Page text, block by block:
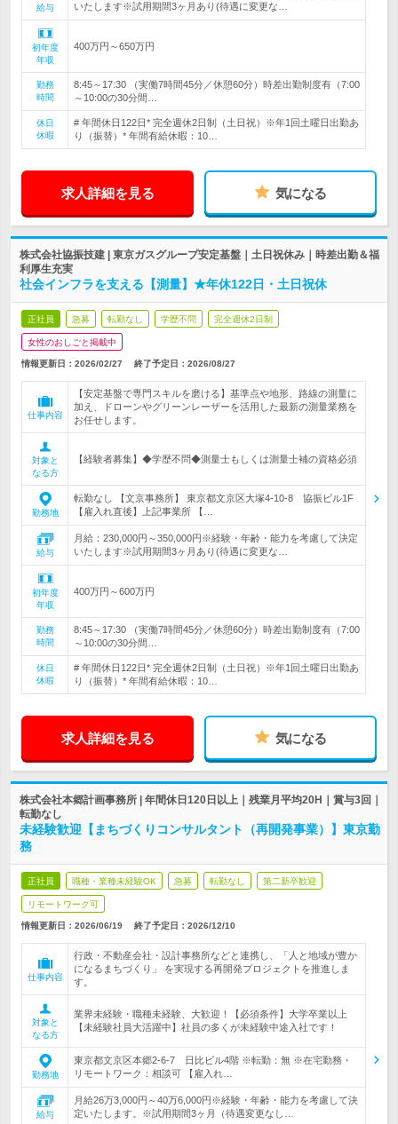
給与
いたします※試用期間3ヶ月あり(待遇に変更な…
初年度
年収
400万円～650万円
勤務
時間
8:45～17:30 （実働7時間45分／休憩60分）時差出勤制度有（7:00
～10:00の30分間…
休日
休暇
# 年間休日122日* 完全週休2日制（土日祝）※年1回土曜日出勤あ
り（振替）* 年間有給休暇：10…
求人詳細を見る 気になる
株式会社協振技建 | 東京ガスグループ安定基盤｜土日祝休み｜時差出勤＆福
利厚生充実
社会インフラを支える【測量】★年休122日・土日祝休
正社員 急募 転勤なし 学歴不問 完全週休2日制
女性のおしごと掲載中
情報更新日：2026/02/27 終了予定日： 2026/08/27
仕事内容
【安定基盤で専門スキルを磨ける】基準点や地形、路線の測量に
加え、ドローンやグリーンレーザーを活用した最新の測量業務を
お任せします。
対象と
なる方
【経験者募集】◆学歴不問◆測量士もしくは測量士補の資格必須
勤務地
転勤なし 【文京事務所】 東京都文京区大塚4-10-8 協振ビル1F
【雇入れ直後】上記事業所 【…
給与
月給：230,000円～350,000円※経験・年齢・能力を考慮して決定
いたします※試用期間3ヶ月あり(待遇に変更な…
初年度
年収
400万円～600万円
勤務
時間
8:45～17:30 （実働7時間45分／休憩60分）時差出勤制度有（7:00
～10:00の30分間…
休日
休暇
# 年間休日122日* 完全週休2日制（土日祝）※年1回土曜日出勤あ
り（振替）* 年間有給休暇：10…
求人詳細を見る 気になる
株式会社本郷計画事務所 | 年間休日120日以上｜残業月平均20H｜賞与3回｜
転勤なし
未経験歓迎【まちづくりコンサルタント（再開発事業）】東京勤
務
正社員 職種・業種未経験OK 急募 転勤なし 第二新卒歓迎
リモートワーク可
情報更新日：2026/06/19 終了予定日： 2026/12/10
仕事内容
行政・不動産会社・設計事務所などと連携し、「人と地域が豊か
になるまちづくり」 を実現する再開発プロジェクトを推進しま
す。
対象と
なる方
業界未経験・職種未経験、大歓迎！【必須条件】大学卒業以上
【未経験社員大活躍中】社員の多くが未経験中途入社です！
勤務地
東京都文京区本郷2-6-7 日比ビル4階 ※転勤：無 ※在宅勤務・
リモートワーク：相談可 【雇入れ…
給与
月給26万3,000円～40万6,000円※経験・年齢・能力を考慮して決
定いたします。※試用期間3ヶ月（待遇変更なし…